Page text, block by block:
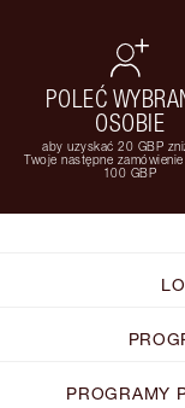
POLEĆ
OSOBIE
aby uzyskać 20 GBP
Twoje następne
100 GBP
PROGRAMY